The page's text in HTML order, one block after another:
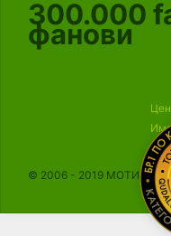
300.000
фанови
© 2006 - 2019 МОТИКА,